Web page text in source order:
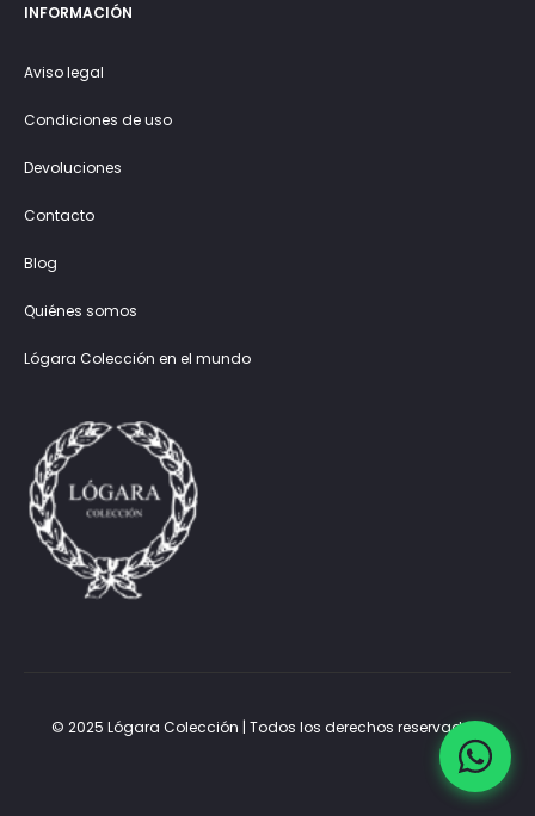
INFORMACIÓN
Aviso legal
Condiciones de uso
Devoluciones
Contacto
Blog
Quiénes somos
Lógara Colección en el mundo
© 2025 Lógara Colección | Todos los derechos reservados.